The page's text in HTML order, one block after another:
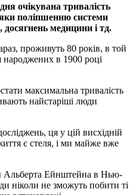
очікувана тривалість
поліпшенню системи
медицини і тд.
проживуть 80 років, в той
народжених в 1900 році
максимальна тривалість
найстаріші люди
ця у цій висхідній
є стеля, і ми майже вже
Альберта Ейнштейна в Нью-
ніколи не зможуть побити ті